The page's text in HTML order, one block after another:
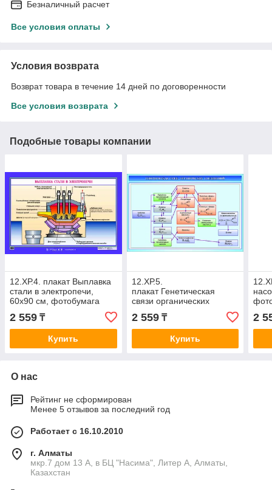
Безналичный расчет
Все условия оплаты
Условия возврата
Возврат товара в течение 14 дней по договоренности
Все условия возврата
Подобные товары компании
12.ХР.4. плакат Выплавка
стали в электропечи,
60х90 см, фотобумага
2 559 ₸
Купить
12.ХР.5.
плакат Генетическая
связи органических
соединений, 60х90 см,
фотобумага
2 559₸
Купить
2
О нас
Рейтинг не сформирован
Менее 5 отзывов за последний год
Работает с 16.10.2010
г. Алматы
мкр.7 дом 13 А, в БЦ "Насима", Литер А, Алматы,
Казахстан